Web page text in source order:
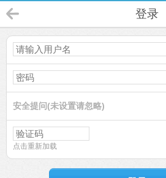
登录
安全提问(未设置请忽略)
点击重新加载